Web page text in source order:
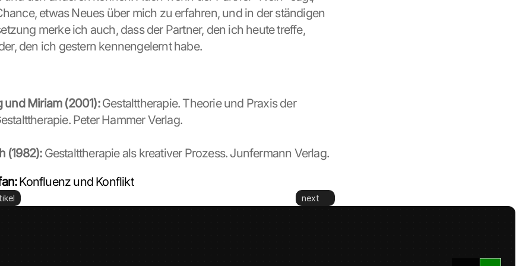
etwas Neues über mich zu erfahren, und in der ständigen
merke ich auch, dass der Partner, den ich heute treffe,
den ich gestern kennengelernt habe.
und Miriam (2001): Gestalttherapie. Theorie und Praxis der
Peter Hammer Verlag.
(1982): Gestalttherapie als kreativer Prozess. Junfermann Verlag.
Konfluenz und Konflikt
next